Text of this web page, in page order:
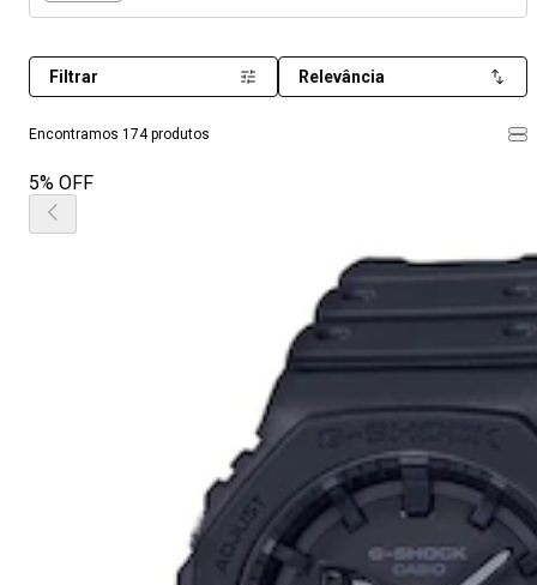
Encontramos 174 produtos
Filtrar Relevância
5% OFF